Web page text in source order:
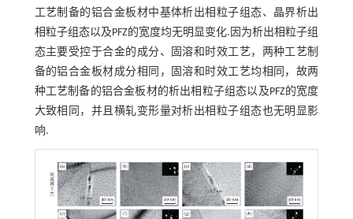
工艺制备的铝合金板材中基体析出相粒子组态、晶界析出
相粒子组态以及PFZ的宽度均无明显变化.因为析出相粒子组
态主要受控于合金的成分、固溶和时效工艺，两种工艺制
备的铝合金板材成分相同，固溶和时效工艺均相同，故两
种工艺制备的铝合金板材的析出相粒子组态以及PFZ的宽度
大致相同，并且横轧变形量对析出相粒子组态也无明显影
响.